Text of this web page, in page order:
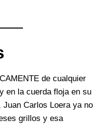
de cualquier
en la cuerda floja en su
Juan Carlos Loera ya no
grillos y esa